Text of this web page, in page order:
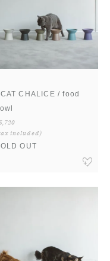
CHALICE / food
included)
OUT